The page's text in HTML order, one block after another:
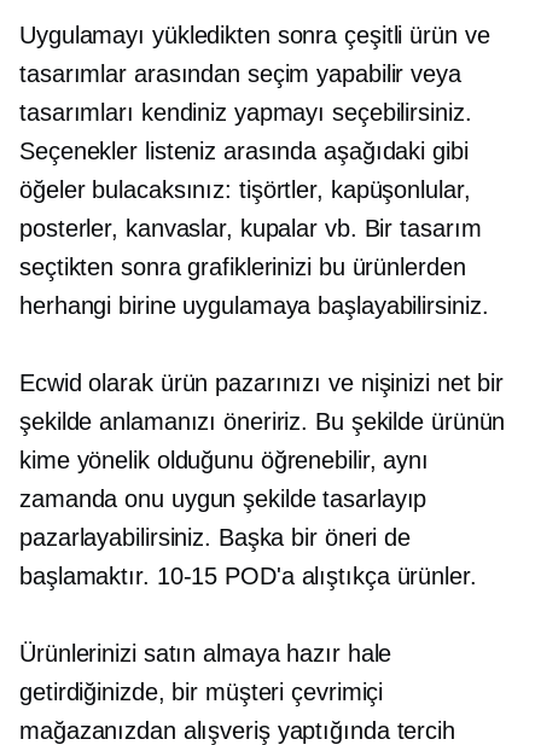
Uygulamayı yükledikten sonra çeşitli ürün ve
tasarımlar arasından seçim yapabilir veya
tasarımları kendiniz yapmayı seçebilirsiniz.
Seçenekler listeniz arasında aşağıdaki gibi
öğeler bulacaksınız: tişörtler, kapüşonlular,
posterler, kanvaslar, kupalar vb. Bir tasarım
seçtikten sonra grafiklerinizi bu ürünlerden
herhangi birine uygulamaya başlayabilirsiniz.
Ecwid olarak ürün pazarınızı ve nişinizi net bir
şekilde anlamanızı öneririz. Bu şekilde ürünün
kime yönelik olduğunu öğrenebilir, aynı
zamanda onu uygun şekilde tasarlayıp
pazarlayabilirsiniz. Başka bir öneri de
başlamaktır. 10-15 POD'a alıştıkça ürünler.
Ürünlerinizi satın almaya hazır hale
getirdiğinizde, bir müşteri çevrimiçi
mağazanızdan alışveriş yaptığında tercih